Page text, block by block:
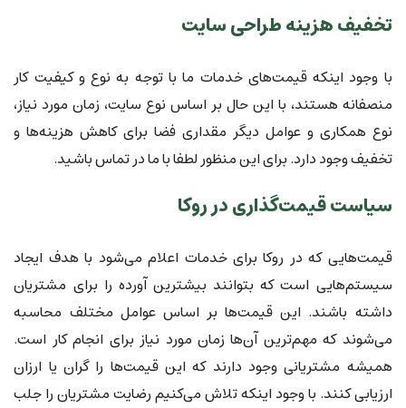
تخفیف هزینه طراحی سایت
با وجود اینکه قیمت‌های خدمات ما با توجه به نوع و کیفیت کار
منصفانه هستند، با این حال بر اساس نوع سایت، زمان مورد نیاز،
نوع همکاری و عوامل دیگر مقداری فضا برای کاهش هزینه‌ها و
تخفیف وجود دارد. برای این منظور لطفا با ما در تماس باشید.
سیاست قیمت‌گذاری در روکا
قیمت‌هایی که در روکا برای خدمات اعلام می‌شود با هدف ایجاد
سیستم‌هایی است که بتوانند بیشترین آورده را برای مشتریان
داشته باشند. این قیمت‌ها بر اساس عوامل مختلف محاسبه
می‌شوند که مهم‌ترین آن‌ها زمان مورد نیاز برای انجام کار است.
همیشه مشتریانی وجود دارند که این قیمت‌ها را گران یا ارزان
ارزیابی کنند. با وجود اینکه تلاش می‌کنیم رضایت مشتریان را جلب